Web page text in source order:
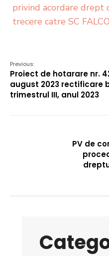
privind acordare drept
trecere catre SC
Previous:
Proiect de hotarare nr.
august 2023 rectificare
trimestrul III, anul 2023
PV de